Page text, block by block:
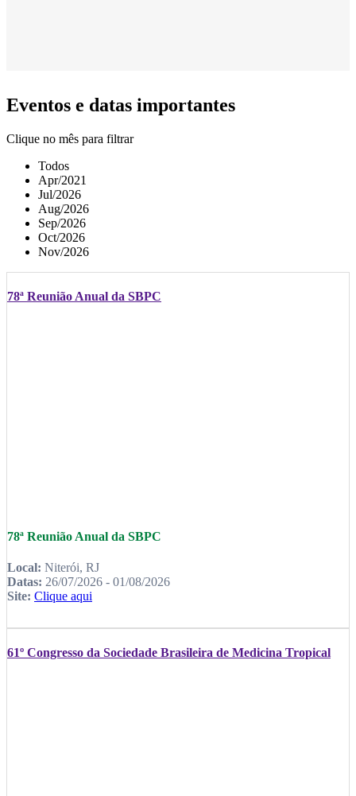
Eventos e datas importantes
Clique no mês para filtrar
Todos
Apr/2021
Jul/2026
Aug/2026
Sep/2026
Oct/2026
Nov/2026
78ª Reunião Anual da SBPC
78ª Reunião Anual da SBPC
Local: Niterói, RJ
Datas: 26/07/2026 - 01/08/2026
Site: Clique aqui
61º Congresso da Sociedade Brasileira de Medicina Tropical